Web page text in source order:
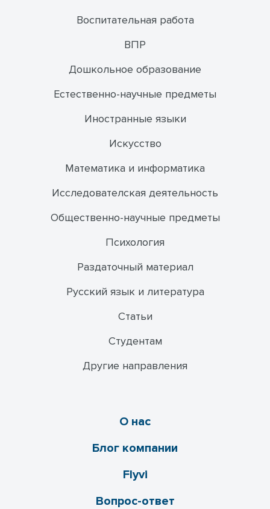
Воспитательная работа
ВПР
Дошкольное образование
Естественно-научные предметы
Иностранные языки
Искусство
Математика и информатика
Исследователская деятельность
Общественно-научные предметы
Психология
Раздаточный материал
Русский язык и литература
Статьи
Студентам
Другие направления
О нас
Блог компании
Flyvi
Вопрос-ответ